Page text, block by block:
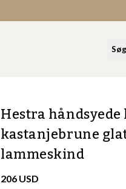
Hestra
kastanjebrune
lammeskind
206 USD